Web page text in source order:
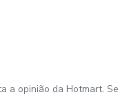
a opinião da Hotmart.